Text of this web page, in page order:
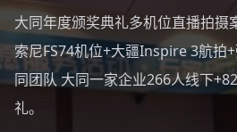
大同年度颁奖典礼多机位直播拍
索尼FS74机位+大疆Inspire 3航拍
同团队 大同一家企业266人线下
礼。